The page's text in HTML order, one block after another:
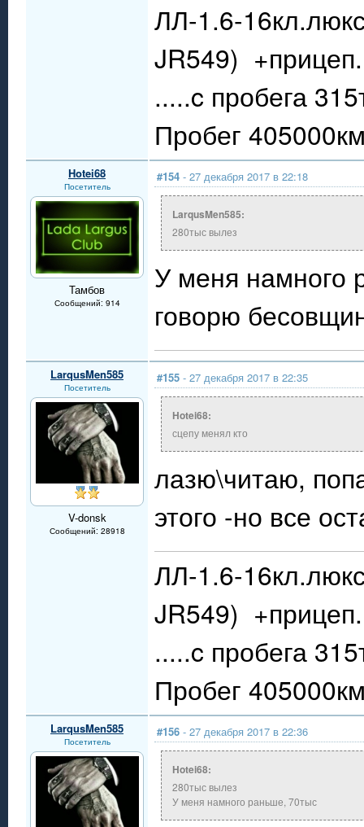
ЛЛ-1.6-
JR549) +прицеп.
.....c пробега
Пробег
Hotei68
Посетитель
Тамбов
Сообщений: 914
#154 - 27 декабря 2017 в 22:18
LarqusMen585:
280тыс вылез
У меня намного
говорю
LarqusMen585
Посетитель
V-donsk
Сообщений: 28918
#155 - 27 декабря 2017 в 22:35
Hotei68:
сцепу менял кто
лазю\читаю,
этого -но все
ЛЛ-1.6-
JR549) +прицеп.
.....c пробега
Пробег
LarqusMen585
Посетитель
#156 - 27 декабря 2017 в 22:36
Hotei68:
280тыс вылез
У меня намного раньше, 70тыс